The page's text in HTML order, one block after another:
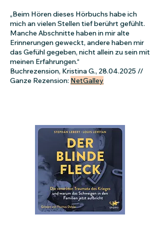
„Beim Hören dieses Hörbuchs habe ich
mich an vielen Stellen tief berührt gefühlt.
Manche Abschnitte haben in mir alte
Erinnerungen geweckt, andere haben mir
das Gefühl gegeben, nicht allein zu sein mit
meinen Erfahrungen.“
Buchrezension, Kristina G., 28.04.2025 //
Ganze Rezension: NetGalley